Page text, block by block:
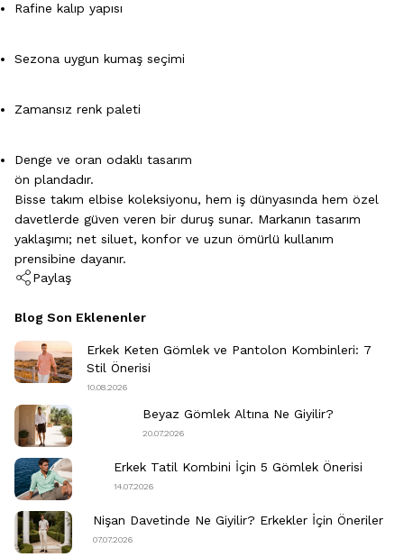
Rafine kalıp yapısı
Sezona uygun kumaş seçimi
Zamansız renk paleti
Denge ve oran odaklı tasarım
ön plandadır.
Bisse takım elbise koleksiyonu, hem iş dünyasında hem özel
davetlerde güven veren bir duruş sunar. Markanın tasarım
yaklaşımı; net siluet, konfor ve uzun ömürlü kullanım
prensibine dayanır.
Paylaş
Blog Son Eklenenler
Erkek Keten Gömlek ve Pantolon Kombinleri: 7
Stil Önerisi
10.08.2026
Beyaz Gömlek Altına Ne Giyilir?
20.07.2026
Erkek Tatil Kombini​ İçin 5 Gömlek Önerisi
14.07.2026
Nişan Davetinde Ne Giyilir​? Erkekler İçin Öneriler
07.07.2026